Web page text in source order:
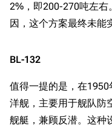
2%，即200-270吨左
因，这个方案最终未能
BL-132
值得一提的是，在
洋舰，主要用于舰队防
舰艇，兼顾反潜。这种